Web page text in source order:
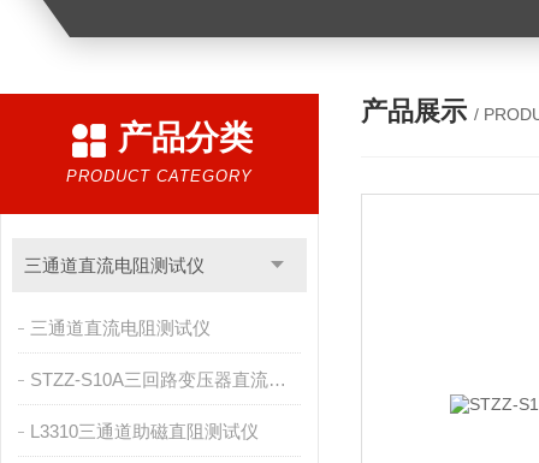
产品展示 /
产品分类
PRODUCT CATEGORY
三通道直流电阻测试仪
三通道直流电阻测试仪
STZZ-S10A三回路变压器直流电阻测试仪
L3310三通道助磁直阻测试仪